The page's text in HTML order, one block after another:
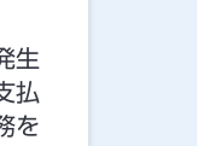
生
払
を